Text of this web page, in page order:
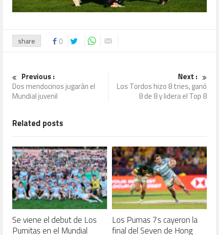
share 0
Previous :
Dos mendocinos jugarán el
Mundial juvenil
Next :
Los Tordos hizo 8 tries, ganó
8 de 8 y lidera el Top 8
Related posts
Se viene el debut de Los
Pumitas en el Mundial
Los Pumas 7s cayeron la
final del Seven de Hong